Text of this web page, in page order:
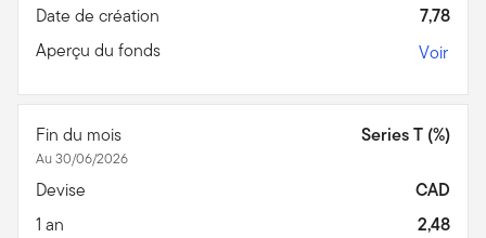
Date de création
7,78
Aperçu du fonds
Voir
Fin du mois
Au 30/06/2026
Series T (%)
Devise
CAD
1 an
2,48